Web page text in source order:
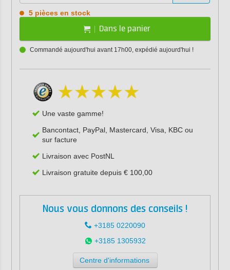
5 pièces en stock
Dans le panier
Commandé aujourd'hui avant 17h00, expédié aujourd'hui !
Une vaste gamme!
Bancontact, PayPal, Mastercard, Visa, KBC ou
sur facture
Livraison avec PostNL
Livraison gratuite depuis € 100,00
Nous vous donnons des conseils !
+3185 0220090
+3185 1305932
Centre d'informations